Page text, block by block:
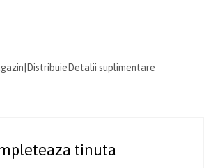
Distribuie Detalii suplimentare
tinuta